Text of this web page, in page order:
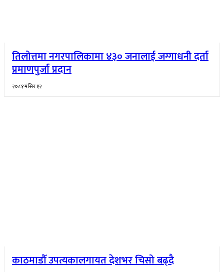
तिलोत्तमा नगरपालिकामा ४३० जनालाई जग्गाधनी दर्ता
प्रमाणपुर्जा प्रदान
२०८१ मंसिर १२
काठमाडौँ उपत्यकालगायत देशभर चिसो बढ्दै